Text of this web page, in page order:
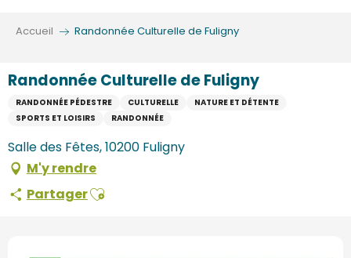
Accueil Randonnée Culturelle de Fuligny
Randonnée Culturelle de Fuligny
RANDONNÉE PÉDESTRE CULTURELLE
NATURE ET DÉTENTE
SPORTS ET LOISIRS
RANDONNÉE
Salle des Fêtes, 10200 Fuligny
M'y rendre
PartagerAjouter aux favoris